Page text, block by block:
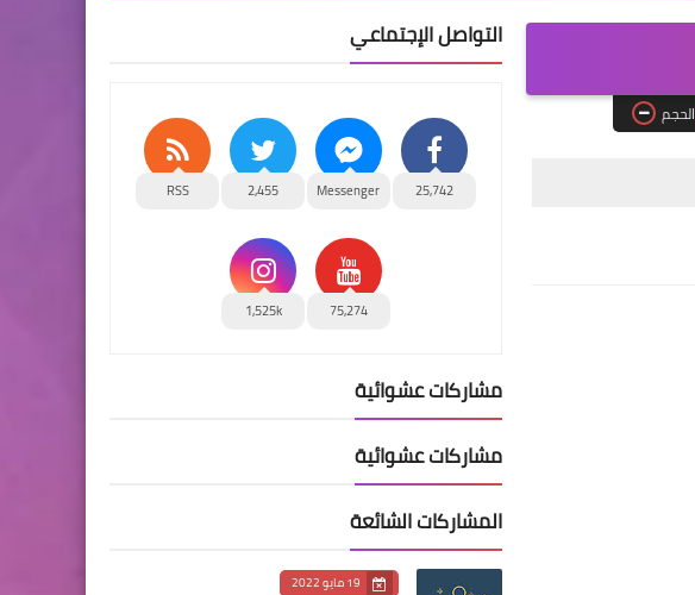
الحجم
التواصل الإجتماعي
25,742
Messenger
2,455
RSS
75,274
1,525k
مشاركات عشوائية
مشاركات عشوائية
المشاركات الشائعة
19 مايو 2022